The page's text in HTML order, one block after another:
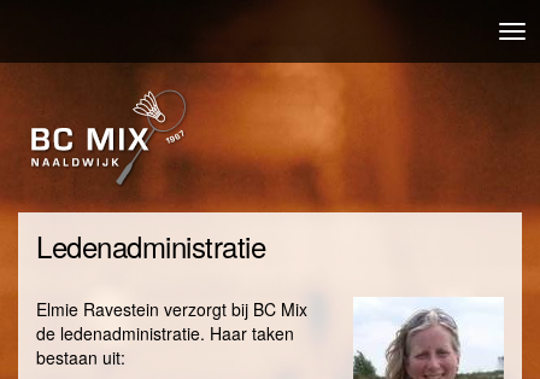
naar
gaan
Ledenadministratie
Elmie Ravestein verzorgt bij BC Mix
de ledenadministratie. Haar taken
bestaan uit: